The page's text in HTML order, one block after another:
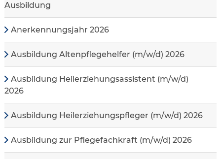
Ausbildung
Anerkennungsjahr 2026
Ausbildung Altenpflegehelfer (m/w/d) 2026
Ausbildung Heilerziehungsassistent (m/w/d)
2026
Ausbildung Heilerziehungspfleger (m/w/d) 2026
Ausbildung zur Pflegefachkraft (m/w/d) 2026